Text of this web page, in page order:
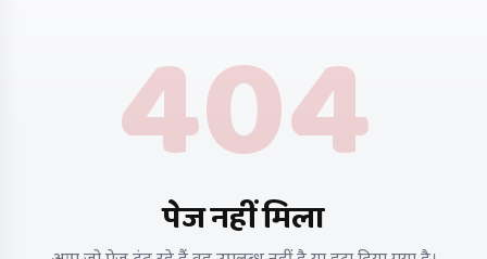
404
पेज नहीं मिला